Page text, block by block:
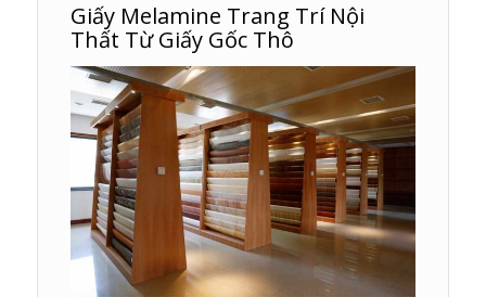
Giấy Melamine Trang Trí Nội
Thất Từ Giấy Gốc Thô